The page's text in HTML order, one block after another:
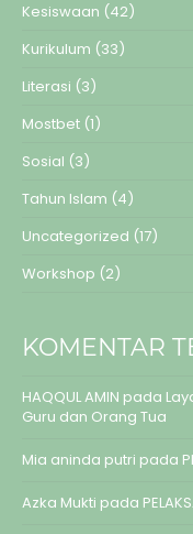
Kesiswaan (42)
Kurikulum (33)
Literasi (3)
Mostbet (1)
Sosial (3)
Tahun Islam (4)
Uncategorized (17)
Workshop (2)
KOMENTAR
HAQQUL AMIN pada
Guru dan Orang Tua
Mia aninda putri pada
Azka Mukti pada